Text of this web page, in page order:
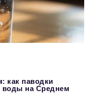
как паводки
воды на Среднем